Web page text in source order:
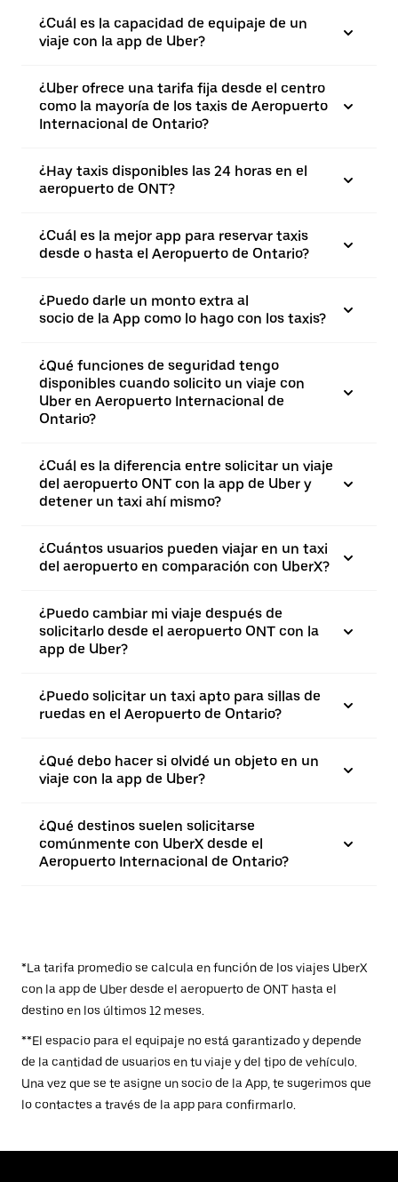
¿Cuál es la capacidad de equipaje de un
viaje con la app de Uber?
¿Uber ofrece una tarifa fija desde el centro
como la mayoría de los taxis de Aeropuerto
Internacional de Ontario?
¿Hay taxis disponibles las 24 horas en el
aeropuerto de ONT?
¿Cuál es la mejor app para reservar taxis
desde o hasta el Aeropuerto de Ontario?
¿Puedo darle un monto extra al
socio de la App como lo hago con los taxis?
¿Qué funciones de seguridad tengo
disponibles cuando solicito un viaje con
Uber en Aeropuerto Internacional de
Ontario?
¿Cuál es la diferencia entre solicitar un viaje
del aeropuerto ONT con la app de Uber y
detener un taxi ahí mismo?
¿Cuántos usuarios pueden viajar en un taxi
del aeropuerto en comparación con UberX?
¿Puedo cambiar mi viaje después de
solicitarlo desde el aeropuerto ONT con la
app de Uber?
¿Puedo solicitar un taxi apto para sillas de
ruedas en el Aeropuerto de Ontario?
¿Qué debo hacer si olvidé un objeto en un
viaje con la app de Uber?
¿Qué destinos suelen solicitarse
comúnmente con UberX desde el
Aeropuerto Internacional de Ontario?
*La tarifa promedio se calcula en función de los viajes UberX
con la app de Uber desde el aeropuerto de ONT hasta el
destino en los últimos 12 meses.
**El espacio para el equipaje no está garantizado y depende
de la cantidad de usuarios en tu viaje y del tipo de vehículo.
Una vez que se te asigne un socio de la App, te sugerimos que
lo contactes a través de la app para confirmarlo.